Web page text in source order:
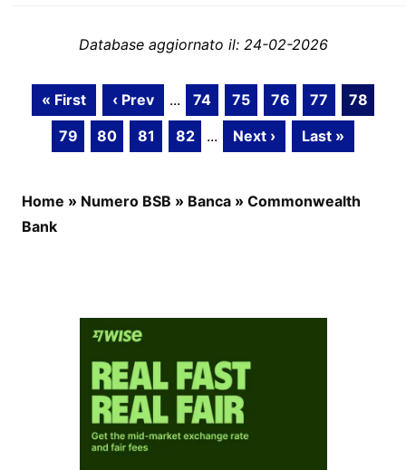
Database aggiornato il: 24-02-2026
« First ‹ Prev ... 74 75 76 77
78
79
80 81 82 ... Next › Last »
Home » Numero BSB » Banca » Commonwealth
Bank